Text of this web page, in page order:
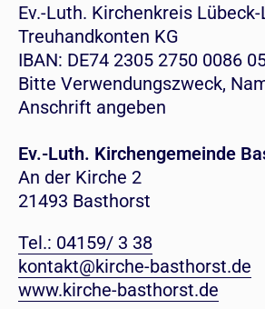
Ev.-Luth. Kirchenkreis
Treuhandkonten KG
IBAN: DE74 2305 2750 0086
Bitte Verwendungszweck,
Anschrift angeben
Ev.-Luth. Kirchengemeinde
An der Kirche 2
21493 Basthorst
Tel.: 04159/ 3 38
kontakt@kirche-basthorst.de
www.kirche-basthorst.de